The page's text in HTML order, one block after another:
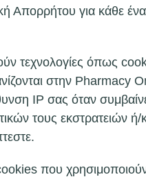
Απορρήτου για κάθε
τεχνολογίες όπως
στην Pharmacy
IP σας όταν
τους εκστρατειών ή/
που